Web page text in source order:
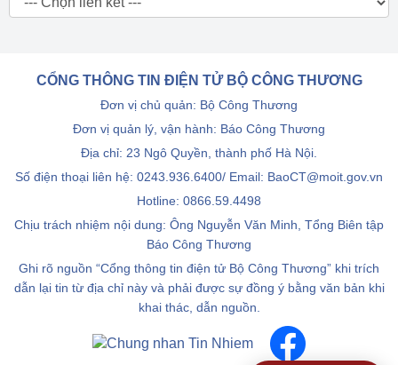
CỔNG THÔNG TIN ĐIỆN TỬ BỘ CÔNG THƯƠNG
Đơn vị chủ quản: Bộ Công Thương
Đơn vị quản lý, vận hành: Báo Công Thương
Địa chỉ: 23 Ngô Quyền, thành phố Hà Nội.
Số điện thoại liên hệ: 0243.936.6400/ Email: BaoCT@moit.gov.vn
Hotline: 0866.59.4498
Chịu trách nhiệm nội dung: Ông Nguyễn Văn Minh, Tổng Biên tập
Báo Công Thương
Ghi rõ nguồn “Cổng thông tin điện tử Bộ Công Thương” khi trích
dẫn lại tin từ địa chỉ này và phải được sự đồng ý bằng văn bản khi
khai thác, dẫn nguồn.